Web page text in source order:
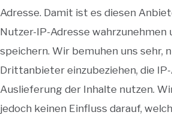
Adresse. Damit ist es diesen
Nutzer-IP-Adresse wahrzunehmen
speichern. Wir bemuhen uns sehr,
Drittanbieter einzubeziehen, die
Auslieferung der Inhalte nutzen.
jedoch keinen Einfluss darauf,